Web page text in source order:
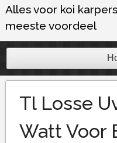
Alles voor koi
meeste voordeel
Tl Losse
Watt Voor